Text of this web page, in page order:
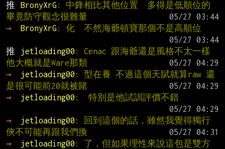
推
BronyXrG: 中鋒相比其他位置  多得是低順位的
畢竟防守觀念很難量
→
BronyXrG: 化  不然海爺頓寶那個不是高順位
推
jetloading00 : Cenac 跟海爺還是風格不太一樣
他大概就是Ware那類
→
jetloading00 : 型在養 不過這個天賦就算raw 還
是很可能前20就被賭
→
jetloading00 :  特別是他試訓評價不錯
→
jetloading00 : 回到這個的話，雖然我覺得獨行
俠不可能再跟我們換
→
jetloading00 : 了，但如果理性來說這包是雙方